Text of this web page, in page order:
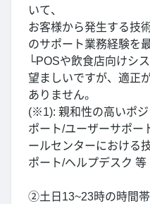
いて、
お客様から発生する技
のサポート業務経験を
└POSや飲食店向けシ
望ましいですが、適正
ありません。
(※1): 親和性の高いポ
ポート/ユーザーサポー
ールセンターにおける
ポート/ヘルプデスク 等
②土日13~23時の時間